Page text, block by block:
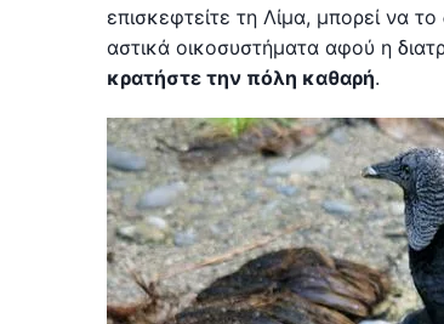
επισκεφτείτε τη Λίμα, μπορεί να
αστικά οικοσυστήματα αφού η
κρατήστε την πόλη καθαρή.